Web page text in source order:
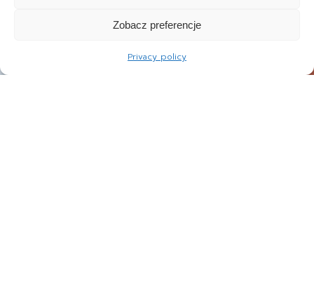
Zobacz preferencje
Privacy policy